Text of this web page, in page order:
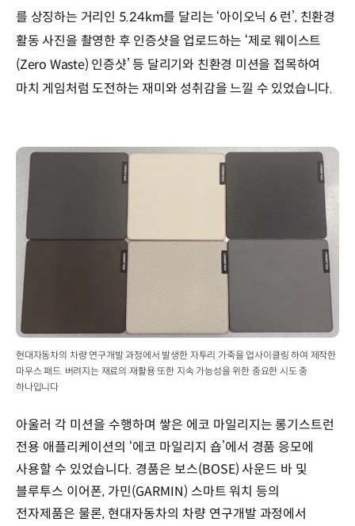
를 상징하는 거리인 5.24km를 달리는 ‘아이오닉 6 런’, 친환경
활동 사진을 촬영한 후 인증샷을 업로드하는 ‘제로 웨이스트
(Zero Waste) 인증샷’ 등 달리기와 친환경 미션을 접목하여
마치 게임처럼 도전하는 재미와 성취감을 느낄 수 있었습니다.
현대자동차의 차량 연구개발 과정에서 발생한 자투리 가죽을 업사이클링 하여 제작한
마우스 패드. 버려지는 재료의 재활용 또한 지속 가능성을 위한 중요한 시도 중
하나입니다
아울러 각 미션을 수행하며 쌓은 에코 마일리지는 롱기스트런
전용 애플리케이션의 ‘에코 마일리지 숍’에서 경품 응모에
사용할 수 있었습니다. 경품은 보스(BOSE) 사운드 바 및
블루투스 이어폰, 가민(GARMIN) 스마트 워치 등의
전자제품은 물론, 현대자동차의 차량 연구개발 과정에서